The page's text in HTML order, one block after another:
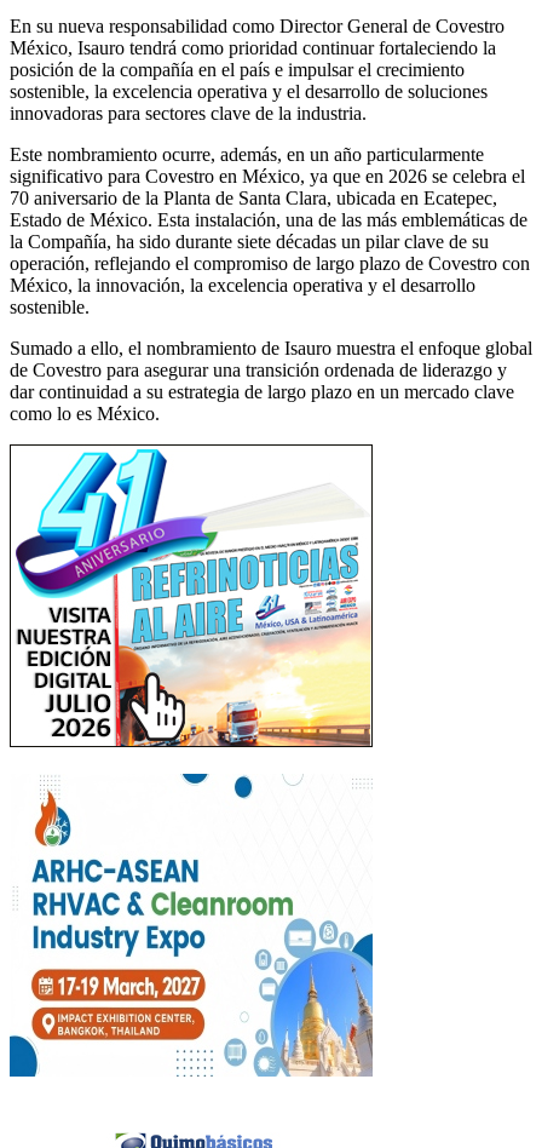
En su nueva responsabilidad como Director General de Covestro
México, Isauro tendrá como prioridad continuar fortaleciendo la
posición de la compañía en el país e impulsar el crecimiento
sostenible, la excelencia operativa y el desarrollo de soluciones
innovadoras para sectores clave de la industria.
Este nombramiento ocurre, además, en un año particularmente
significativo para Covestro en México, ya que en 2026 se celebra el
70 aniversario de la Planta de Santa Clara, ubicada en Ecatepec,
Estado de México. Esta instalación, una de las más emblemáticas de
la Compañía, ha sido durante siete décadas un pilar clave de su
operación, reflejando el compromiso de largo plazo de Covestro con
México, la innovación, la excelencia operativa y el desarrollo
sostenible.
Sumado a ello, el nombramiento de Isauro muestra el enfoque global
de Covestro para asegurar una transición ordenada de liderazgo y
dar continuidad a su estrategia de largo plazo en un mercado clave
como lo es México.